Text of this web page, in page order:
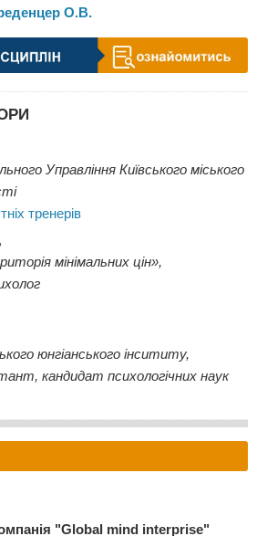
О.В.
Управління Київського міського
тренерів
мінімальних цін»,
юнгіанського інсититу,
кандидат психологічних наук
"Global mind interprise"